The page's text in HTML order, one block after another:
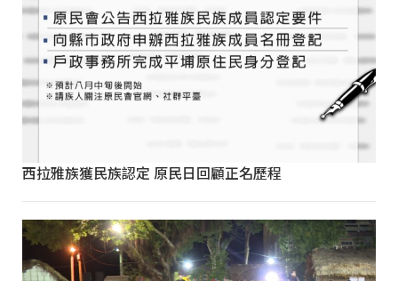
西拉雅族獲民族認定 原民日回顧正名歷程